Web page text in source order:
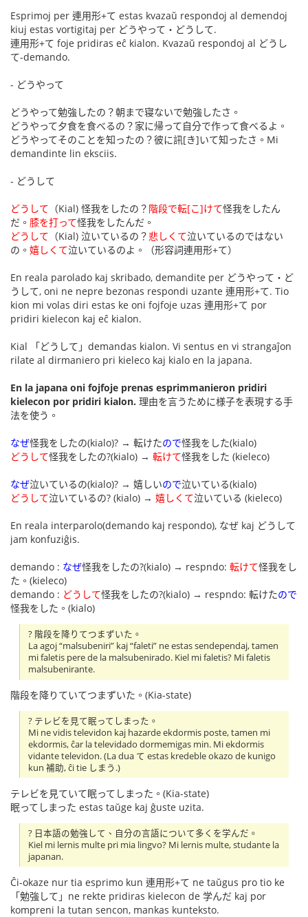
Esprimoj per 連用形+て estas kvazaŭ respondoj al demendoj
kiuj estas vortigitaj per どうやって・どうして.
連用形+て foje pridiras eĉ kialon. Kvazaŭ respondoj al どうし
て-demando.
- どうやって
どうやって勉強したの？朝まで寝ないで勉強したさ。
どうやって夕食を食べるの？家に帰って自分で作って食べるよ。
どうやってそのことを知ったの？彼に訊[き]いて知ったさ。Mi
demandinte lin eksciis.
- どうして
どうして （Kial) 怪我をしたの？ 階段で転[こ]けて怪我をしたん
だ。 膝を打って怪我をしたんだ。
どうして （Kial) 泣いているの？悲しくて泣いているのではない
の。 嬉しくて泣いているのよ。（形容詞連用形+て）
En reala parolado kaj skribado, demandite per どうやって・ど
うして, oni ne nepre bezonas respondi uzante 連用形+て. Tio
kion mi volas diri estas ke oni fojfoje uzas 連用形+て por
pridiri kielecon kaj eĉ kialon.
Kial 「どうして」demandas kialon. Vi sentus en vi strangaĵon
rilate al dirmaniero pri kieleco kaj kialo en la japana.
En la japana oni fojfoje prenas esprimmanieron pridiri
kielecon por pridiri kialon. 理由を言うために様子を表現する手
法を使う。
なぜ怪我をしたの(kialo)? → 転けたので怪我をした(kialo)
どうして怪我をしたの?(kialo) → 転けて怪我をした (kieleco)
なぜ泣いているの(kialo)? → 嬉しいので泣いている(kialo)
どうして泣いているの? (kialo) → 嬉しくて泣いている (kieleco)
En reala interparolo(demando kaj respondo), なぜ kaj どうして
jam konfuziĝis.
demando : なぜ怪我をしたの?(kialo) → respndo: 転けて怪我をし
た。(kieleco)
demando : どうして怪我をしたの?(kialo) → respndo: 転けたので
怪我をした。(kialo)
? 階段を降りてつまずいた。
La agoj “malsubeniri” kaj “faleti” ne estas sendependaj, tamen
mi faletis pere de la malsubenirado. Kiel mi faletis? Mi faletis
malsubenirante.
階段を降りていてつまずいた。(Kia-state)
? テレビを見て眠ってしまった。
Mi ne vidis televidon kaj hazarde ekdormis poste, tamen mi
ekdormis, ĉar la televidado dormemigas min. Mi ekdormis
vidante televidon. (La dua て estas kredeble okazo de kunigo
kun 補助, ĉi tie しまう.)
テレビを見ていて眠ってしまった。(Kia-state)
眠ってしまった estas taŭge kaj ĝuste uzita.
? 日本語の勉強して、自分の言語について多くを学んだ。
Kiel mi lernis multe pri mia lingvo? Mi lernis multe, studante la
japanan.
Ĉi-okaze nur tia esprimo kun 連用形+て ne taŭgus pro tio ke
「勉強して」ne rekte pridiras kielecon de 学んだ kaj por
kompreni la tutan sencon, mankas kunteksto.